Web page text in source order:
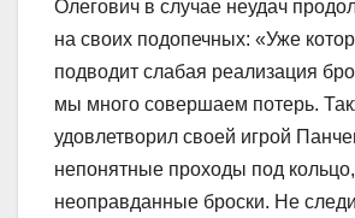
Олегович в случае неудач
на своих подопечных: «Уже
подводит слабая реализация
мы много совершаем потерь.
удовлетворил своей игрой
непонятные проходы под кольцо,
неоправданные броски. Не